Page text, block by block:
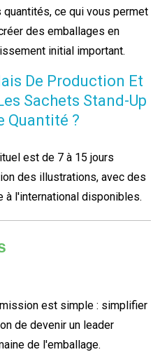
ce qui vous permet
des emballages en
initial important.
De Production Et
Sachets Stand-Up
Quantité ?
est de 7 à 15 jours
des illustrations, avec des
l'international disponibles.
est simple : simplifier
de devenir un leader
de l'emballage.